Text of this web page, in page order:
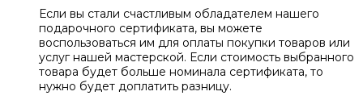
Если вы стали счастливым обладателем нашего
подарочного сертификата, вы можете
воспользоваться им для оплаты покупки товаров или
услуг нашей мастерской. Если стоимость выбранного
товара будет больше номинала сертификата, то
нужно будет доплатить разницу.